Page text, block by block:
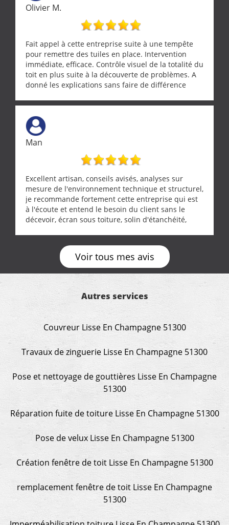
Olivier M.
Fait appel à cette entreprise suite à une tempête
pour remettre des tuiles en place. Intervention
immédiate, efficace. Contrôle visuel de la totalité du
toit en plus suite à la découverte de problèmes. A
donné les explications sans faire de différence
Man
Excellent artisan, conseils avisés, analyses sur
mesure de l'environnement technique et structurel,
je recommande fortement cette entreprise qui est
à l'écoute et entend le besoin du client sans le
décevoir, écran sous toiture, solin d'étanchéité,
œuvre sans besoin d'y revenir. confiance assurée.
Voir tous mes avis
Autres services
Couvreur Lisse En Champagne 51300
Travaux de zinguerie Lisse En Champagne 51300
Pose et nettoyage de gouttières Lisse En Champagne
51300
Réparation fuite de toiture Lisse En Champagne 51300
Pose de velux Lisse En Champagne 51300
Création fenêtre de toit Lisse En Champagne 51300
remplacement fenêtre de toit Lisse En Champagne
51300